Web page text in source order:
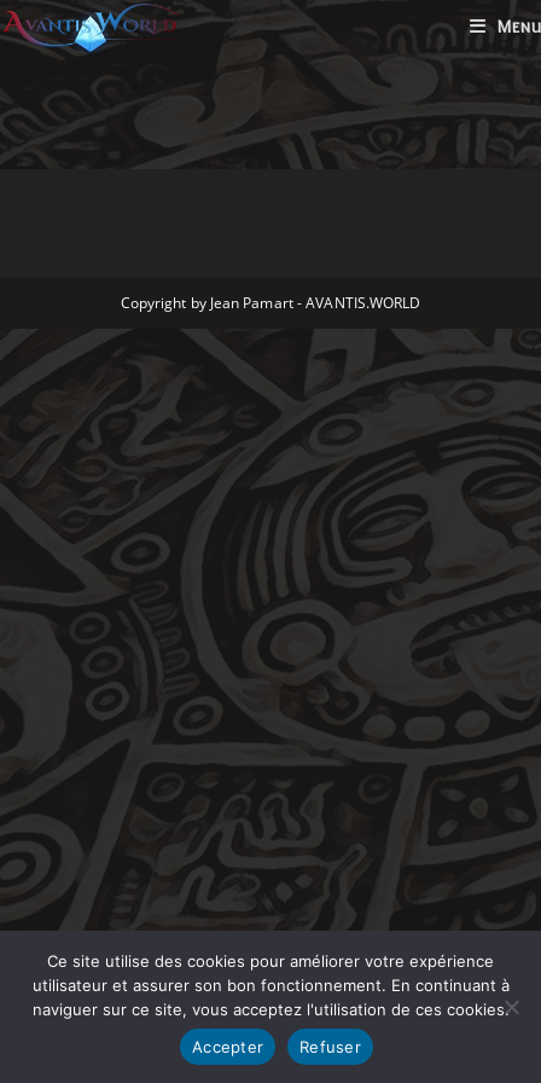
Skip
to
Menu
Copyright by Jean Pamart - AVANTIS.WORLD
Ce site utilise des cookies pour améliorer votre expérience
utilisateur et assurer son bon fonctionnement. En continuant à
naviguer sur ce site, vous acceptez l'utilisation de ces cookies.
Accepter
Refuser